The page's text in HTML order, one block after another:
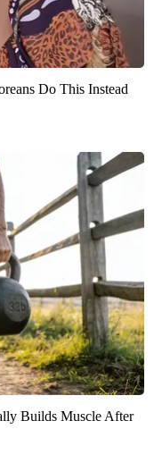
Do This Instead
Builds Muscle After